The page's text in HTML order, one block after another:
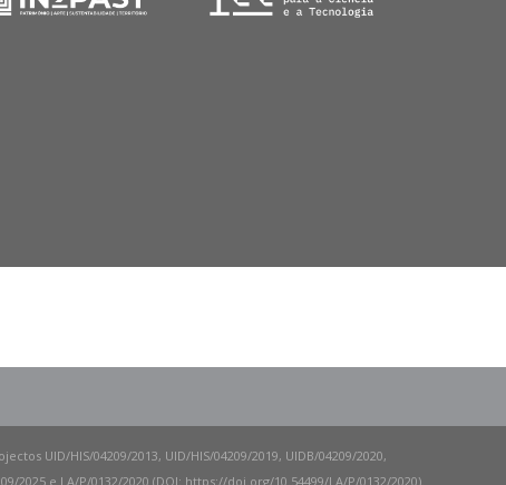
UID/HIS/04209/2013, UID/HIS/04209/2019, UIDB/04209/2020,
2025 e LA/P/0132/2020 (DOI: https://doi.org/10.54499/LA/P/0132/2020).